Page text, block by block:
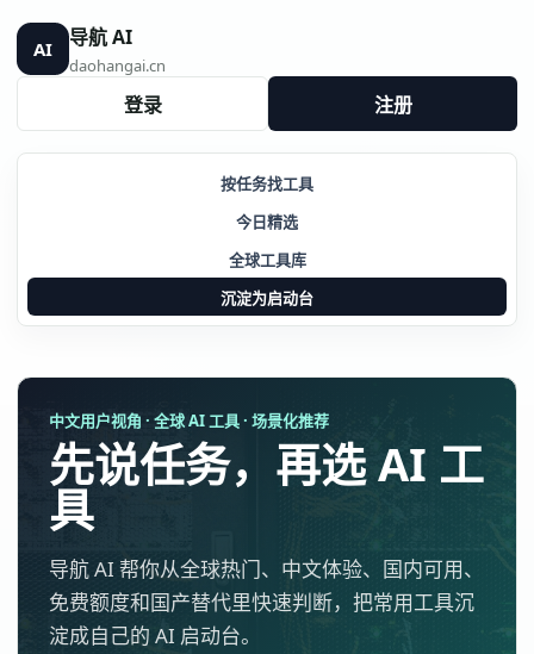
AI 导航 AI
daohangai.cn
登录 注册
按任务找工具
今日精选
全球工具库
沉淀为启动台
中文用户视角 · 全球 AI 工具 · 场景化推荐
先说任务，再选 AI 工
具
导航 AI 帮你从全球热门、中文体验、国内可用、
免费额度和国产替代里快速判断，把常用工具沉
淀成自己的 AI 启动台。